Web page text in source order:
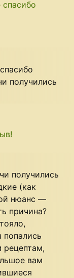
получились
получились
(как
нюанс —
причина?
вам